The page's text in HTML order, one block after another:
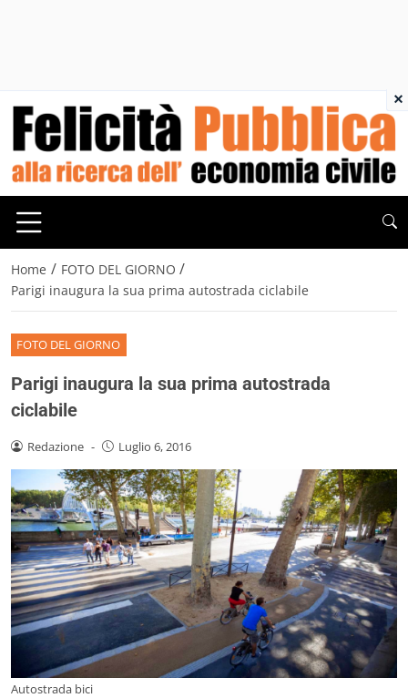
Home / FOTO DEL GIORNO /
Parigi inaugura la sua prima autostrada ciclabile
FOTO DEL GIORNO
Parigi inaugura la sua prima autostrada
ciclabile
Redazione - Luglio 6, 2016
Autostrada bici
×